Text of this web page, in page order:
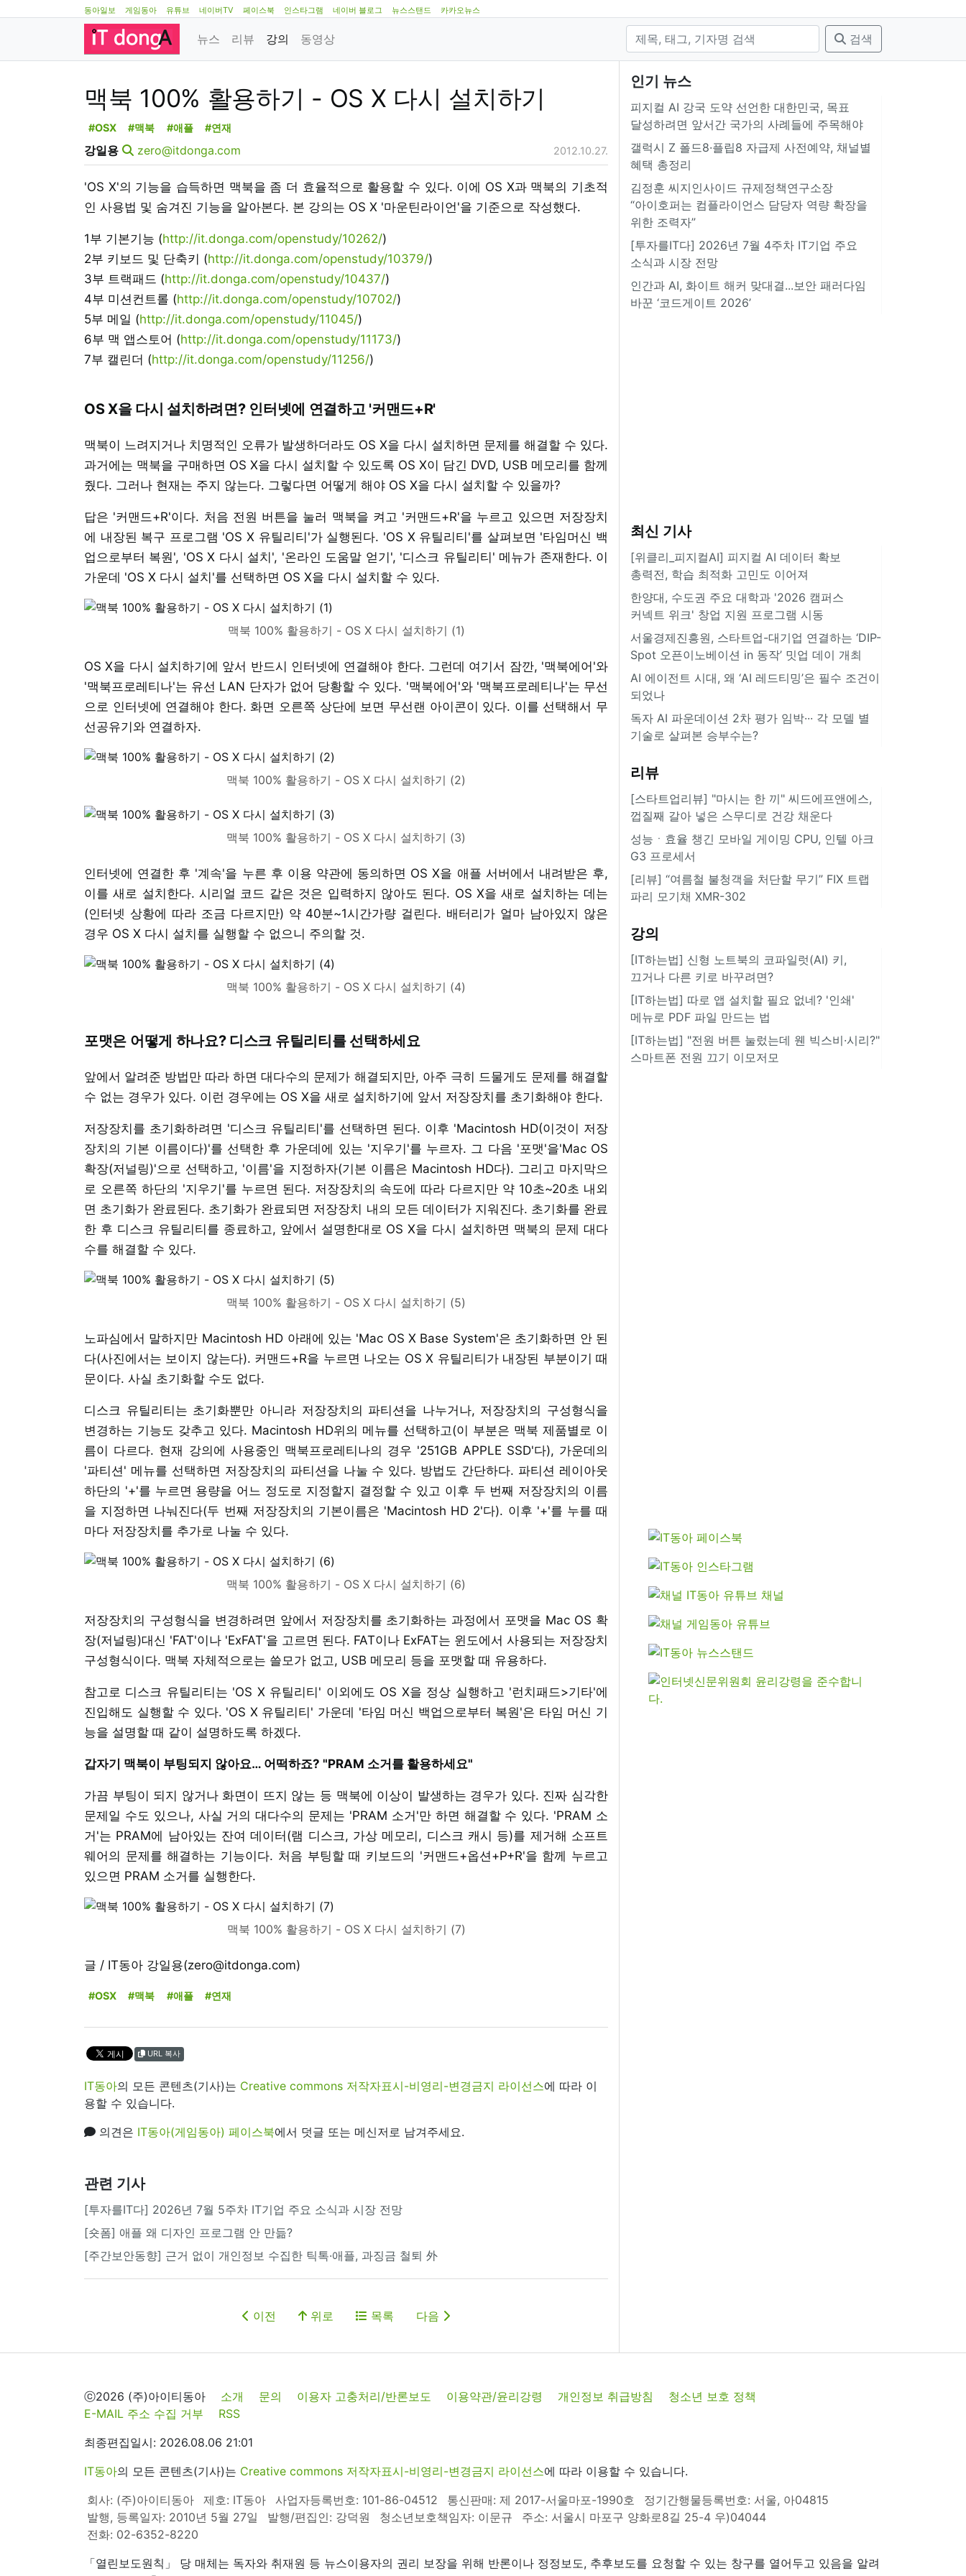
동아일보 게임동아 유튜브 네이버TV 페이스북 인스타그램 네이버 블로그 뉴스스탠드 카카오뉴스
뉴스 리뷰 강의 동영상 검색
맥북 100% 활용하기 - OS X 다시 설치하기
#OSX #맥북 #애플 #연재
강일용 zero@itdonga.com 2012.10.27.
'OS X'의 기능을 습득하면 맥북을 좀 더 효율적으로 활용할 수 있다. 이에 OS X과 맥북의 기초적
인 사용법 및 숨겨진 기능을 알아본다. 본 강의는 OS X '마운틴라이언'을 기준으로 작성했다.
1부 기본기능 (http://it.donga.com/openstudy/10262/)
2부 키보드 및 단축키 (http://it.donga.com/openstudy/10379/)
3부 트랙패드 (http://it.donga.com/openstudy/10437/)
4부 미션컨트롤 (http://it.donga.com/openstudy/10702/)
5부 메일 (http://it.donga.com/openstudy/11045/)
6부 맥 앱스토어 (http://it.donga.com/openstudy/11173/)
7부 캘린더 (http://it.donga.com/openstudy/11256/)
OS X을 다시 설치하려면? 인터넷에 연결하고 '커맨드+R'
맥북이 느려지거나 치명적인 오류가 발생하더라도 OS X을 다시 설치하면 문제를 해결할 수 있다.
과거에는 맥북을 구매하면 OS X을 다시 설치할 수 있도록 OS X이 담긴 DVD, USB 메모리를 함께
줬다. 그러나 현재는 주지 않는다. 그렇다면 어떻게 해야 OS X을 다시 설치할 수 있을까?
답은 '커맨드+R'이다. 처음 전원 버튼을 눌러 맥북을 켜고 '커맨드+R'을 누르고 있으면 저장장치
에 내장된 복구 프로그램 'OS X 유틸리티'가 실행된다. 'OS X 유틸리티'를 살펴보면 '타임머신 백
업으로부터 복원', 'OS X 다시 설치', '온라인 도움말 얻기', '디스크 유틸리티' 메뉴가 존재한다. 이
가운데 'OS X 다시 설치'를 선택하면 OS X을 다시 설치할 수 있다.
맥북 100% 활용하기 - OS X 다시 설치하기 (1)
OS X을 다시 설치하기에 앞서 반드시 인터넷에 연결해야 한다. 그런데 여기서 잠깐, '맥북에어'와
'맥북프로레티나'는 유선 LAN 단자가 없어 당황할 수 있다. '맥북에어'와 '맥북프로레티나'는 무선
으로 인터넷에 연결해야 한다. 화면 오른쪽 상단에 보면 무선랜 아이콘이 있다. 이를 선택해서 무
선공유기와 연결하자.
맥북 100% 활용하기 - OS X 다시 설치하기 (2)
맥북 100% 활용하기 - OS X 다시 설치하기 (3)
인터넷에 연결한 후 '계속'을 누른 후 이용 약관에 동의하면 OS X을 애플 서버에서 내려받은 후,
이를 새로 설치한다. 시리얼 코드 같은 것은 입력하지 않아도 된다. OS X을 새로 설치하는 데는
(인터넷 상황에 따라 조금 다르지만) 약 40분~1시간가량 걸린다. 배터리가 얼마 남아있지 않은
경우 OS X 다시 설치를 실행할 수 없으니 주의할 것.
맥북 100% 활용하기 - OS X 다시 설치하기 (4)
포맷은 어떻게 하나요? 디스크 유틸리티를 선택하세요
앞에서 알려준 방법만 따라 하면 대다수의 문제가 해결되지만, 아주 극히 드물게도 문제를 해결할
수 없는 경우가 있다. 이런 경우에는 OS X을 새로 설치하기에 앞서 저장장치를 초기화해야 한다.
저장장치를 초기화하려면 '디스크 유틸리티'를 선택하면 된다. 이후 'Macintosh HD(이것이 저장
장치의 기본 이름이다)'를 선택한 후 가운데에 있는 '지우기'를 누르자. 그 다음 '포맷'을'Mac OS
확장(저널링)'으로 선택하고, '이름'을 지정하자(기본 이름은 Macintosh HD다). 그리고 마지막으
로 오른쪽 하단의 '지우기'를 누르면 된다. 저장장치의 속도에 따라 다르지만 약 10초~20초 내외
면 초기화가 완료된다. 초기화가 완료되면 저장장치 내의 모든 데이터가 지워진다. 초기화를 완료
한 후 디스크 유틸리티를 종료하고, 앞에서 설명한대로 OS X을 다시 설치하면 맥북의 문제 대다
수를 해결할 수 있다.
맥북 100% 활용하기 - OS X 다시 설치하기 (5)
노파심에서 말하지만 Macintosh HD 아래에 있는 'Mac OS X Base System'은 초기화하면 안 된
다(사진에서는 보이지 않는다). 커맨드+R을 누르면 나오는 OS X 유틸리티가 내장된 부분이기 때
문이다. 사실 초기화할 수도 없다.
디스크 유틸리티는 초기화뿐만 아니라 저장장치의 파티션을 나누거나, 저장장치의 구성형식을
변경하는 기능도 갖추고 있다. Macintosh HD위의 메뉴를 선택하고(이 부분은 맥북 제품별로 이
름이 다르다. 현재 강의에 사용중인 맥북프로레티나의 경우 '251GB APPLE SSD'다), 가운데의
'파티션' 메뉴를 선택하면 저장장치의 파티션을 나눌 수 있다. 방법도 간단하다. 파티션 레이아웃
하단의 '+'를 누르면 용량을 어느 정도로 지정할지 결정할 수 있고 이후 두 번째 저장장치의 이름
을 지정하면 나눠진다(두 번째 저장장치의 기본이름은 'Macintosh HD 2'다). 이후 '+'를 누를 때
마다 저장장치를 추가로 나눌 수 있다.
맥북 100% 활용하기 - OS X 다시 설치하기 (6)
저장장치의 구성형식을 변경하려면 앞에서 저장장치를 초기화하는 과정에서 포맷을 Mac OS 확
장(저널링)대신 'FAT'이나 'ExFAT'을 고르면 된다. FAT이나 ExFAT는 윈도에서 사용되는 저장장치
구성형식이다. 맥북 자체적으로는 쓸모가 없고, USB 메모리 등을 포맷할 때 유용하다.
참고로 디스크 유틸리티는 'OS X 유틸리티' 이외에도 OS X을 정상 실행하고 '런치패드>기타'에
진입해도 실행할 수 있다. 'OS X 유틸리티' 가운데 '타임 머신 백업으로부터 복원'은 타임 머신 기
능을 설명할 때 같이 설명하도록 하겠다.
갑자기 맥북이 부팅되지 않아요… 어떡하죠? "PRAM 소거를 활용하세요"
가끔 부팅이 되지 않거나 화면이 뜨지 않는 등 맥북에 이상이 발생하는 경우가 있다. 진짜 심각한
문제일 수도 있으나, 사실 거의 대다수의 문제는 'PRAM 소거'만 하면 해결할 수 있다. 'PRAM 소
거'는 PRAM에 남아있는 잔여 데이터(램 디스크, 가상 메모리, 디스크 캐시 등)를 제거해 소프트
웨어의 문제를 해결하는 기능이다. 처음 부팅할 때 키보드의 '커맨드+옵션+P+R'을 함께 누르고
있으면 PRAM 소거를 실행한다.
맥북 100% 활용하기 - OS X 다시 설치하기 (7)
글 / IT동아 강일용(zero@itdonga.com)
#OSX #맥북 #애플 #연재
URL 복사
IT동아의 모든 콘텐츠(기사)는 Creative commons 저작자표시-비영리-변경금지 라이선스에 따라 이
용할 수 있습니다.
의견은 IT동아(게임동아) 페이스북에서 덧글 또는 메신저로 남겨주세요.
관련 기사
[투자를IT다] 2026년 7월 5주차 IT기업 주요 소식과 시장 전망
[숏폼] 애플 왜 디자인 프로그램 안 만듦?
[주간보안동향] 근거 없이 개인정보 수집한 틱톡·애플, 과징금 철퇴 外
이전 위로 목록 다음
인기 뉴스
피지컬 AI 강국 도약 선언한 대한민국, 목표
달성하려면 앞서간 국가의 사례들에 주목해야
갤럭시 Z 폴드8·플립8 자급제 사전예약, 채널별
혜택 총정리
김정훈 씨지인사이드 규제정책연구소장
“아이호퍼는 컴플라이언스 담당자 역량 확장을
위한 조력자”
[투자를IT다] 2026년 7월 4주차 IT기업 주요
소식과 시장 전망
인간과 AI, 화이트 해커 맞대결...보안 패러다임
바꾼 ‘코드게이트 2026’
최신 기사
[위클리_피지컬AI] 피지컬 AI 데이터 확보
총력전, 학습 최적화 고민도 이어져
한양대, 수도권 주요 대학과 '2026 캠퍼스
커넥트 위크' 창업 지원 프로그램 시동
서울경제진흥원, 스타트업-대기업 연결하는 ‘DIP-
Spot 오픈이노베이션 in 동작’ 밋업 데이 개최
AI 에이전트 시대, 왜 ‘AI 레드티밍’은 필수 조건이
되었나
독자 AI 파운데이션 2차 평가 임박··· 각 모델 별
기술로 살펴본 승부수는?
리뷰
[스타트업리뷰] "마시는 한 끼" 씨드에프앤에스,
껍질째 갈아 넣은 스무디로 건강 채운다
성능ㆍ효율 챙긴 모바일 게이밍 CPU, 인텔 아크
G3 프로세서
[리뷰] “여름철 불청객을 처단할 무기” FIX 트랩
파리 모기채 XMR-302
강의
[IT하는법] 신형 노트북의 코파일럿(AI) 키,
끄거나 다른 키로 바꾸려면?
[IT하는법] 따로 앱 설치할 필요 없네? '인쇄'
메뉴로 PDF 파일 만드는 법
[IT하는법] "전원 버튼 눌렀는데 웬 빅스비·시리?"
스마트폰 전원 끄기 이모저모
ⓒ2026 (주)아이티동아 소개 문의 이용자 고충처리/반론보도 이용약관/윤리강령 개인정보 취급방침
청소년 보호 정책
E-MAIL 주소 수집 거부
RSS
최종편집일시: 2026.08.06 21:01
IT동아의 모든 콘텐츠(기사)는 Creative commons 저작자표시-비영리-변경금지 라이선스에 따라 이용할 수 있습니다.
회사: (주)아이티동아
제호: IT동아 사업자등록번호: 101-86-04512 통신판매: 제 2017-서울마포-1990호
정기간행물등록번호: 서울, 아04815
발행, 등록일자: 2010년 5월 27일
발행/편집인: 강덕원 청소년보호책임자: 이문규
주소: 서울시 마포구 양화로8길 25-4 우)04044
전화: 02-6352-8220
「열린보도원칙」 당 매체는 독자와 취재원 등 뉴스이용자의 권리 보장을 위해 반론이나 정정보도, 추후보도를 요청할 수 있는 창구를 열어두고 있음을 알려